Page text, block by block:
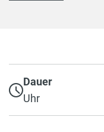
Dauer
Uhr